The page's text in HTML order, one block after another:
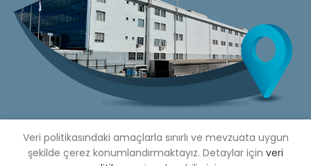
Copyright © 2020 Çetinkaya Pano | Çetinkaya Pano Fiyat
Veri politikasındaki amaçlarla sınırlı ve mevzuata uygun
şekilde çerez konumlandırmaktayız. Detaylar için veri